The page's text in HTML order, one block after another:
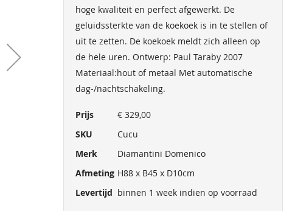
hoge kwaliteit en perfect afgewerkt. De
geluidssterkte van de koekoek is in te stellen of
uit te zetten. De koekoek meldt zich alleen op
de hele uren. Ontwerp: Paul Taraby 2007
Materiaal:hout of metaal Met automatische
dag-/nachtschakeling.
Meer
informatie
Prijs
€ 329,00
SKU
Cucu
Merk
Diamantini Domenico
Afmeting H88 x B45 x D10cm
Levertijd binnen 1 week indien op voorraad